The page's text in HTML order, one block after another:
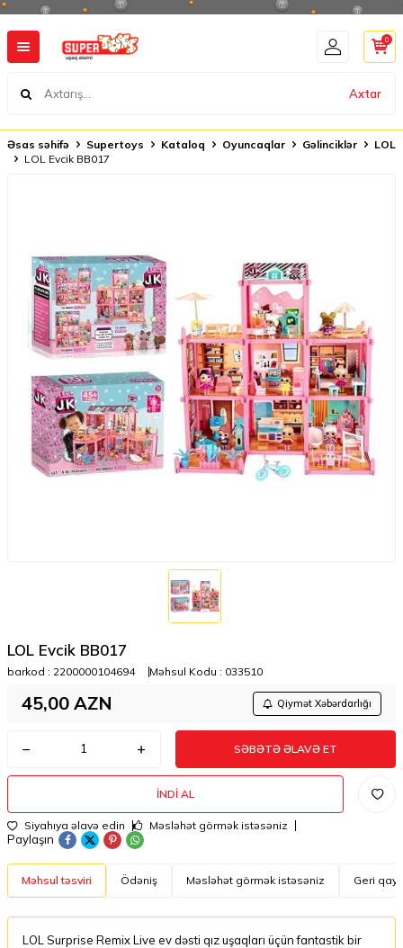
Axtar
0
Əsas səhifə Supertoys Kataloq Oyuncaqlar Gəlinciklər
LOL
LOL Evcik BB017
LOL Evcik BB017
barkod : 2200000104694 Məhsul Kodu : 033510
45,00 AZN Qiymət Xəbərdarlığı
SƏBƏTƏ ƏLAVƏ ET
İNDI AL
Siyahıya əlavə edin Məsləhət görmək istəsəniz
Paylaşın
Məhsul təsviri Ödəniş Məsləhət görmək istəsəniz Geri
LOL Surprise Remix Live ev dəsti qız uşaqları üçün fantastik bir